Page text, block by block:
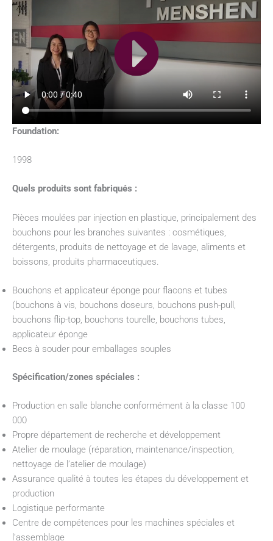
Foundation:
1998
Quels produits sont fabriqués :
Pièces moulées par injection en plastique, principalement des
bouchons pour les branches suivantes : cosmétiques,
détergents, produits de nettoyage et de lavage, aliments et
boissons, produits pharmaceutiques.
Bouchons et applicateur éponge pour flacons et tubes
(bouchons à vis, bouchons doseurs, bouchons push-pull,
bouchons flip-top, bouchons tourelle, bouchons tubes,
applicateur éponge
Becs à souder pour emballages souples
Spécification/zones spéciales :
Production en salle blanche conformément à la classe 100
000
Propre département de recherche et développement
Atelier de moulage (réparation, maintenance/inspection,
nettoyage de l’atelier de moulage)
Assurance qualité à toutes les étapes du développement et
production
Logistique performante
Centre de compétences pour les machines spéciales et
l’assemblage